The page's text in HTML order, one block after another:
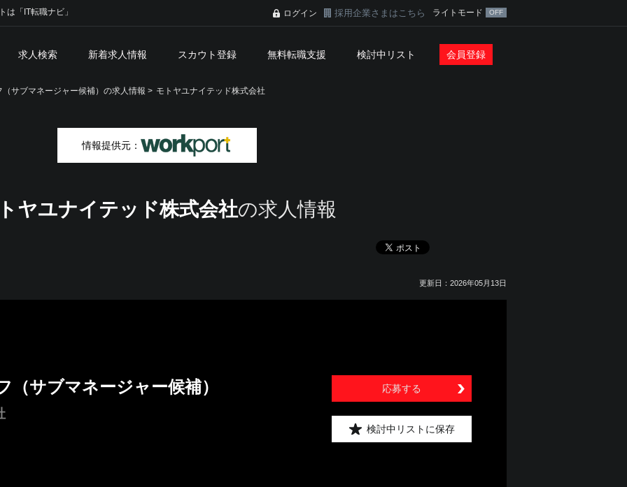
は「IT転職ナビ」 ログイン 採用企業さまはこちら ライトモード
求人検索 新着求人情報 スカウト登録 無料転職支援 検討中リスト 会員登録
サブマネージャー候補）の求人情報 > モトヤユナイテッド株式会社
情報提供元：
ヤユナイテッド株式会社の求人情報
更新日：2026年05月13日
（サブマネージャー候補） 応募する
検討中リストに保存